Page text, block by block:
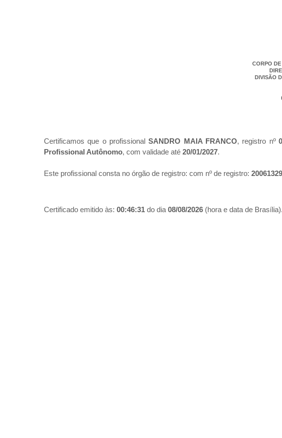
CORPO
DIVISÃO
Certificamos que o profissionalSANDRO MAIA FRANCO, registro nº
Profissional Autônomo, com validade até 20/01/2027.
Este profissional consta no órgão de registro: com nº de registro:
Certificado emitido às: 00:46:31 do dia 08/08/2026 (hora e data de Brasília).